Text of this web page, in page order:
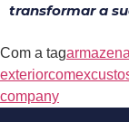
transformar a
Com a tag
exteriorcomex
company